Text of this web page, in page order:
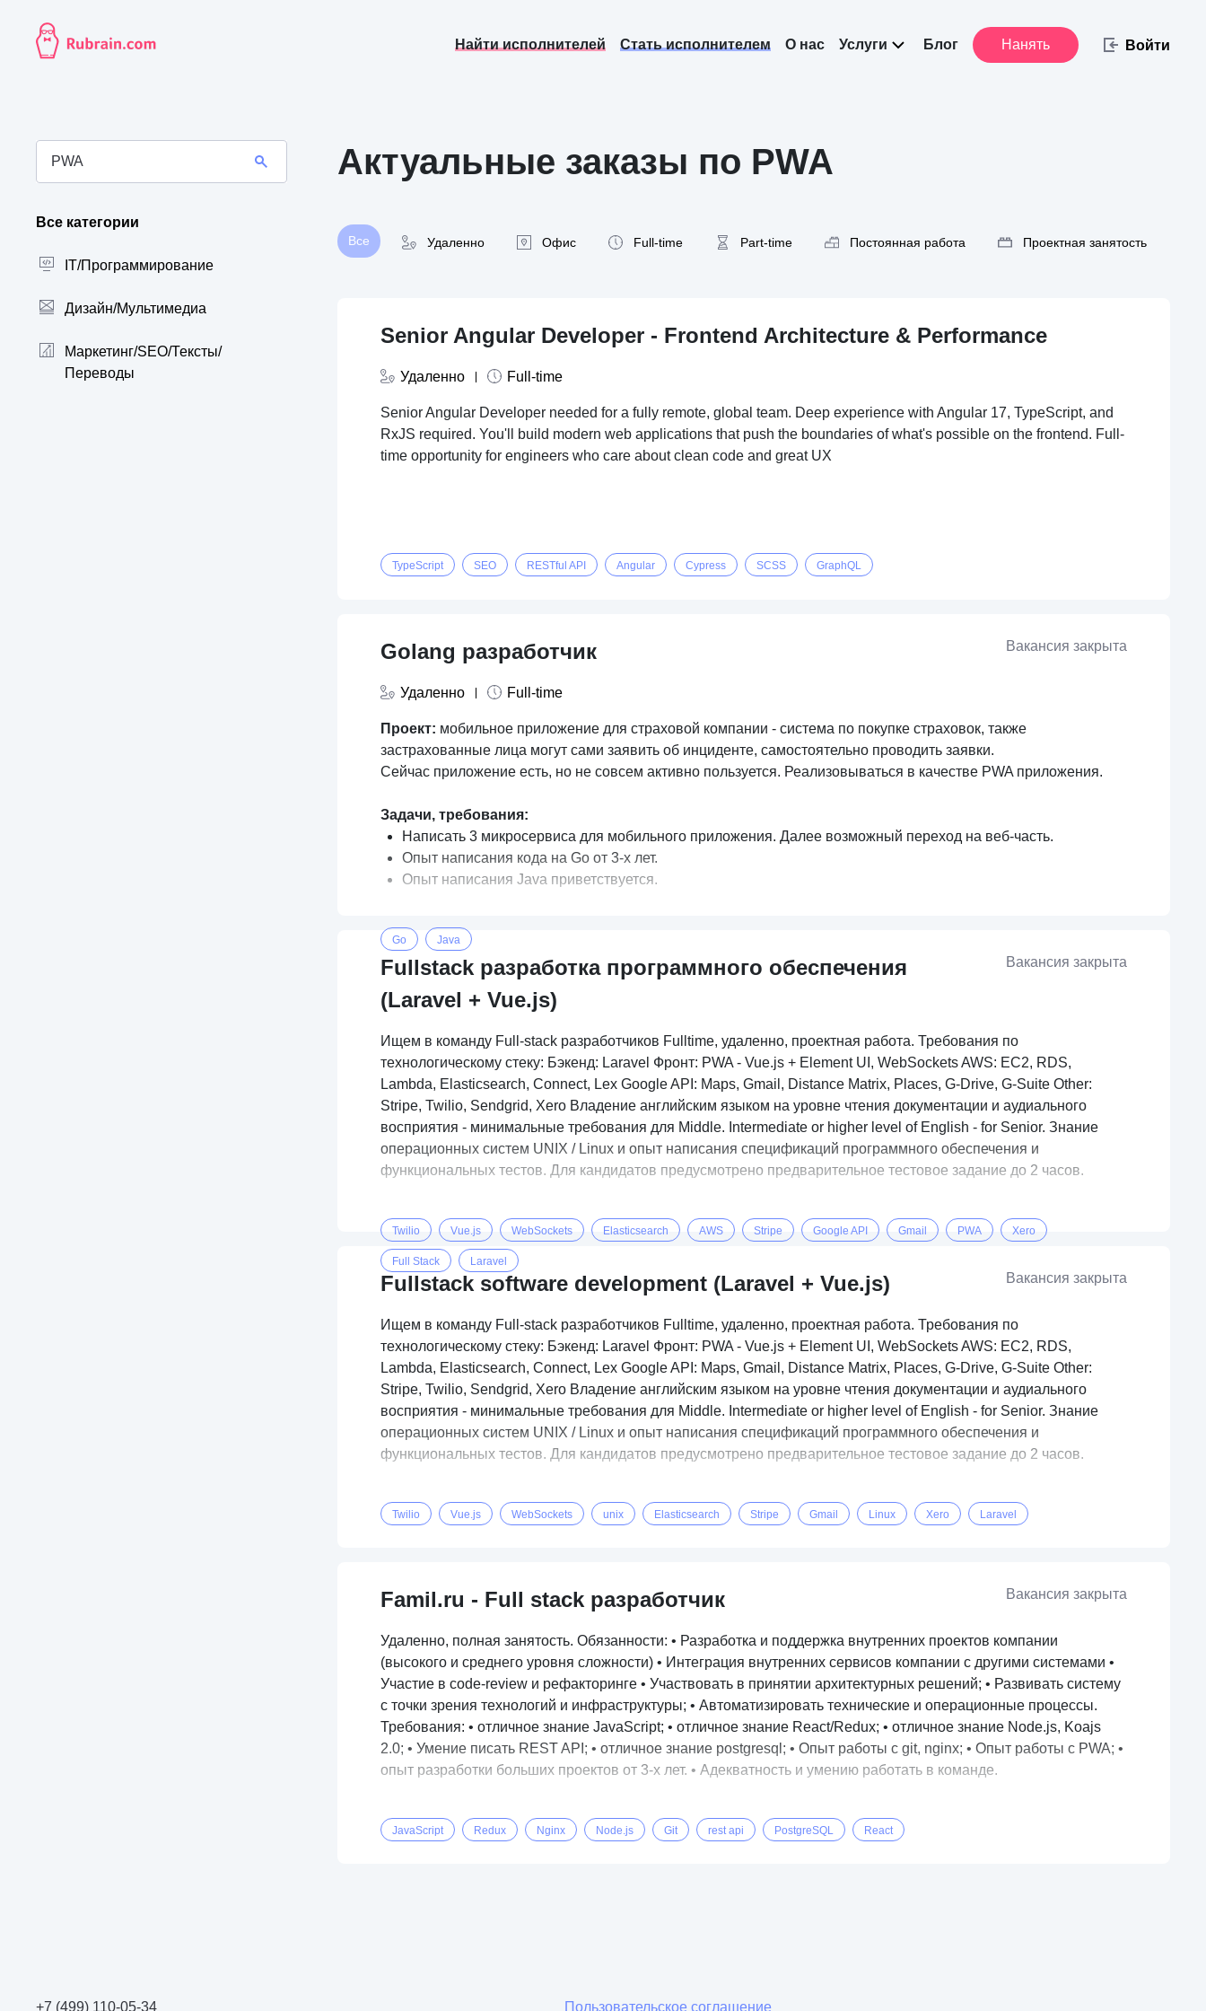
Найти исполнителей Стать исполнителем О нас Услуги Блог Нанять Войти
Все категории
IT/Программирование
Дизайн/Мультимедиа
Маркетинг/SEO/Тексты/
Переводы
Актуальные заказы по PWA
Все Удаленно Офис Full-time Part-time Постоянная работа Проектная занятость
Senior Angular Developer - Frontend Architecture & Performance
Удаленно Full-time
Senior Angular Developer needed for a fully remote, global team. Deep experience with Angular 17, TypeScript, and
RxJS required. You'll build modern web applications that push the boundaries of what's possible on the frontend. Full-
time opportunity for engineers who care about clean code and great UX
TypeScript SEO RESTful API Angular Cypress SCSS GraphQL
Golang разработчик Вакансия закрыта
Удаленно Full-time
Проект: мобильное приложение для страховой компании - система по покупке страховок, также
застрахованные лица могут сами заявить об инциденте, самостоятельно проводить заявки.
Сейчас приложение есть, но не совсем активно пользуется. Реализовываться в качестве PWA приложения.
Задачи, требования:
Написать 3 микросервиса для мобильного приложения. Далее возможный переход на веб-часть.
Опыт написания кода на Gо от 3-х лет.
Опыт написания Java приветствуется.
Go Java
Fullstack разработка программного обеспечения
(Laravel + Vue.js)
Вакансия закрыта
Ищем в команду Full-stack разработчиков Fulltime, удаленно, проектная работа. Требования по
технологическому стеку: Бэкенд: Laravel Фронт: PWA - Vue.js + Element UI, WebSockets AWS: EC2, RDS,
Lambda, Elasticsearch, Connect, Lex Google API: Maps, Gmail, Distance Matrix, Places, G-Drive, G-Suite Other:
Stripe, Twilio, Sendgrid, Xero Владение английским языком на уровне чтения документации и аудиального
восприятия - минимальные требования для Middle. Intermediate or higher level of English - for Senior. Знание
операционных систем UNIX / Linux и опыт написания спецификаций программного обеспечения и
функциональных тестов. Для кандидатов предусмотрено предварительное тестовое задание до 2 часов.
Twilio Vue.js WebSockets Elasticsearch AWS Stripe Google API Gmail PWA Xero
Full Stack Laravel
Fullstack software development (Laravel + Vue.js) Вакансия закрыта
Ищем в команду Full-stack разработчиков Fulltime, удаленно, проектная работа. Требования по
технологическому стеку: Бэкенд: Laravel Фронт: PWA - Vue.js + Element UI, WebSockets AWS: EC2, RDS,
Lambda, Elasticsearch, Connect, Lex Google API: Maps, Gmail, Distance Matrix, Places, G-Drive, G-Suite Other:
Stripe, Twilio, Sendgrid, Xero Владение английским языком на уровне чтения документации и аудиального
восприятия - минимальные требования для Middle. Intermediate or higher level of English - for Senior. Знание
операционных систем UNIX / Linux и опыт написания спецификаций программного обеспечения и
функциональных тестов. Для кандидатов предусмотрено предварительное тестовое задание до 2 часов.
Twilio Vue.js WebSockets unix Elasticsearch Stripe Gmail Linux Xero Laravel
Famil.ru - Full stack разработчик Вакансия закрыта
Удаленно, полная занятость. Обязанности: • Разработка и поддержка внутренних проектов компании
(высокого и среднего уровня сложности) • Интеграция внутренних сервисов компании с другими системами •
Участие в code-review и рефакторинге • Участвовать в принятии архитектурных решений; • Развивать систему
с точки зрения технологий и инфраструктуры; • Автоматизировать технические и операционные процессы.
Требования: • отличное знание JavaScript; • отличное знание React/Redux; • отличное знание Node.js, Koajs
2.0; • Умение писать REST API; • отличное знание postgresql; • Опыт работы с git, nginx; • Опыт работы с PWA; •
опыт разработки больших проектов от 3-х лет. • Адекватность и умению работать в команде.
JavaScript Redux Nginx Node.js Git rest api PostgreSQL React
+7 (499) 110-05-34 Пользовательское соглашение